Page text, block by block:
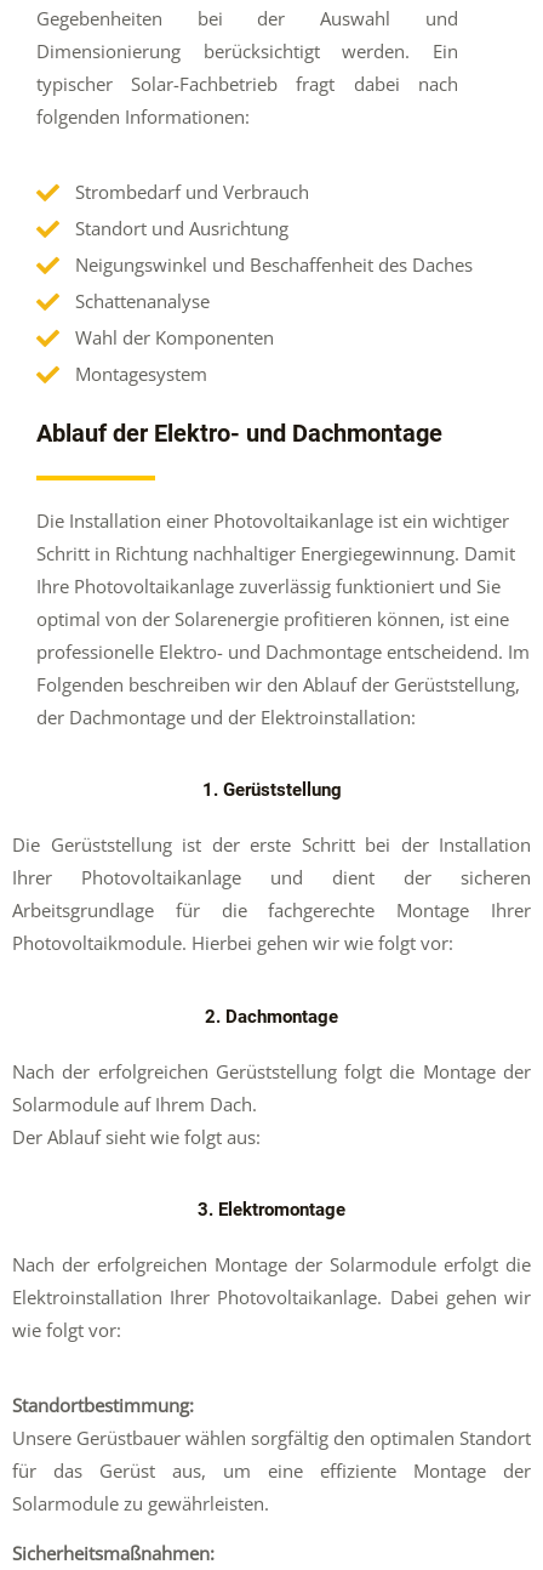
Gegebenheiten bei der Auswahl und
Dimensionierung berücksichtigt werden. Ein
typischer Solar-Fachbetrieb fragt dabei nach
folgenden Informationen:
Strombedarf und Verbrauch
Standort und Ausrichtung
Neigungswinkel und Beschaffenheit des Daches
Schattenanalyse
Wahl der Komponenten
Montagesystem
Ablauf der Elektro- und Dachmontage
Die Installation einer Photovoltaikanlage ist ein wichtiger
Schritt in Richtung nachhaltiger Energiegewinnung. Damit
Ihre Photovoltaikanlage zuverlässig funktioniert und Sie
optimal von der Solarenergie profitieren können, ist eine
professionelle Elektro- und Dachmontage entscheidend. Im
Folgenden beschreiben wir den Ablauf der Gerüststellung,
der Dachmontage und der Elektroinstallation:
1. Gerüststellung
Die Gerüststellung ist der erste Schritt bei der Installation
Ihrer Photovoltaikanlage und dient der sicheren
Arbeitsgrundlage für die fachgerechte Montage Ihrer
Photovoltaikmodule. Hierbei gehen wir wie folgt vor:
2. Dachmontage
Nach der erfolgreichen Gerüststellung folgt die Montage der
Solarmodule auf Ihrem Dach.
Der Ablauf sieht wie folgt aus:
3. Elektromontage
Nach der erfolgreichen Montage der Solarmodule erfolgt die
Elektroinstallation Ihrer Photovoltaikanlage. Dabei gehen wir
wie folgt vor:
Standortbestimmung:
Unsere Gerüstbauer wählen sorgfältig den optimalen Standort
für das Gerüst aus, um eine effiziente Montage der
Solarmodule zu gewährleisten.
Sicherheitsmaßnahmen: